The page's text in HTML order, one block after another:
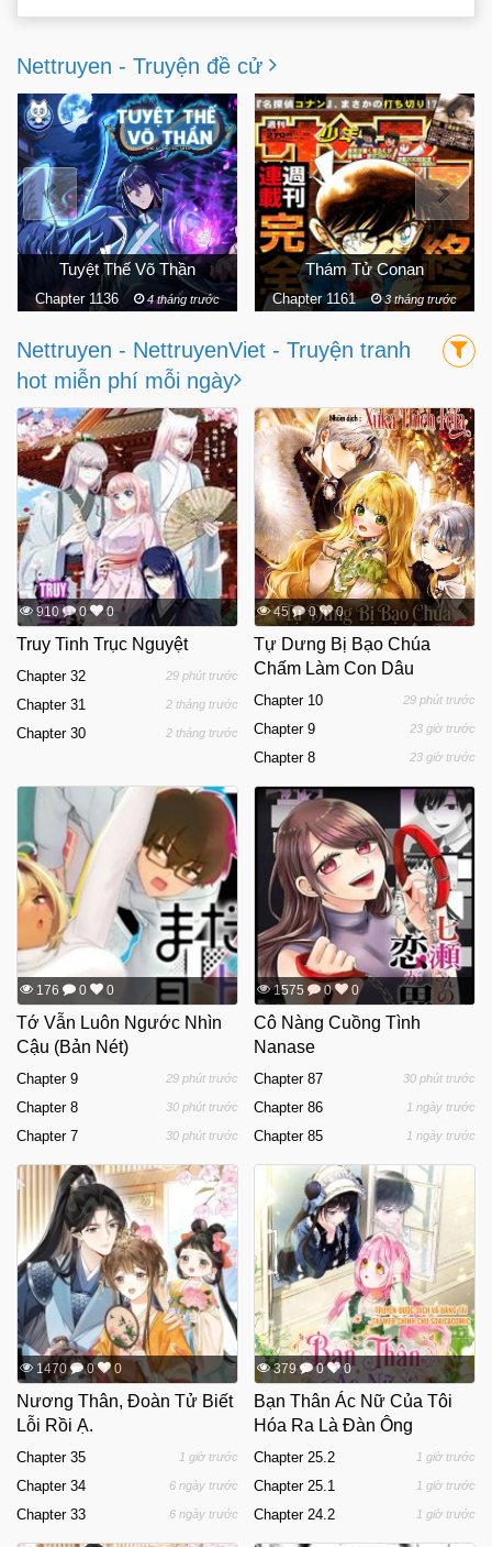
Nettruyen - Truyện đề cử
Tuyệt Thế Võ Thần
Chapter 1136 4 tháng trước
Thám Tử Conan
Chapter 1161 3 tháng trước
Nettruyen - NettruyenViet - Truyện tranh
hot miễn phí mỗi ngày
910 0 0
Truy Tinh Trục Nguyệt
Chapter 32 29 phút trước
Chapter 31 2 tháng trước
Chapter 30 2 tháng trước
45 0 0
Tự Dưng Bị Bạo Chúa
Chấm Làm Con Dâu
Chapter 10 29 phút trước
Chapter 9 23 giờ trước
Chapter 8 23 giờ trước
176 0 0
Tớ Vẫn Luôn Ngước Nhìn
Cậu (Bản Nét)
Chapter 9 29 phút trước
Chapter 8 30 phút trước
Chapter 7 30 phút trước
1575 0 0
Cô Nàng Cuồng Tình
Nanase
Chapter 87 30 phút trước
Chapter 86 1 ngày trước
Chapter 85 1 ngày trước
1470 0 0
Nương Thân, Đoàn Tử Biết
Lỗi Rồi Ạ.
Chapter 35 1 giờ trước
Chapter 34 6 ngày trước
Chapter 33 6 ngày trước
379 0 0
Bạn Thân Ác Nữ Của Tôi
Hóa Ra Là Đàn Ông
Chapter 25.2 1 giờ trước
Chapter 25.1 1 giờ trước
Chapter 24.2 1 giờ trước